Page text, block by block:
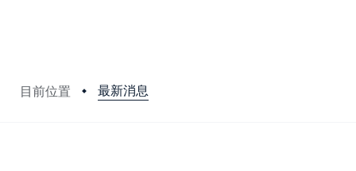
目前位置 最新消息